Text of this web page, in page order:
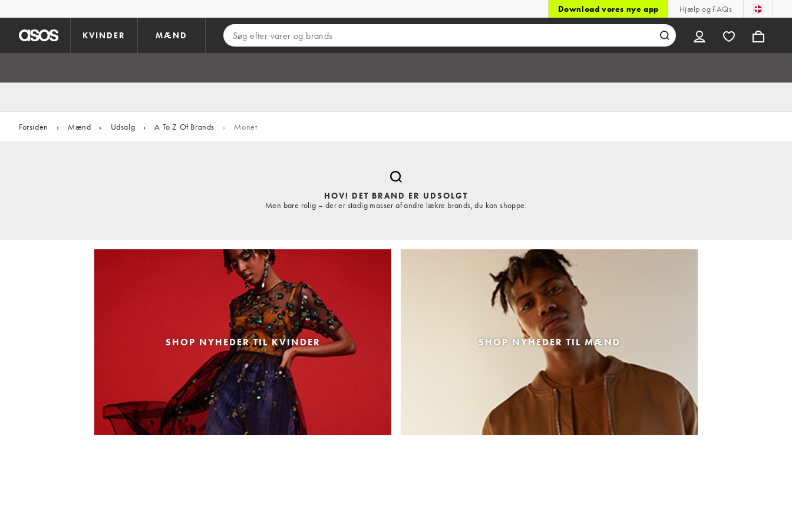
Download vores nye app Hjælp og FAQs
KVINDER MÆND
Forsiden › Mænd › Udsalg › A To Z Of Brands › Monet
HOV! DET BRAND ER UDSOLGT
Men bare rolig – der er stadig masser af andre lækre brands, du kan shoppe.
SHOP NYHEDER TIL KVINDER SHOP NYHEDER TIL MÆND